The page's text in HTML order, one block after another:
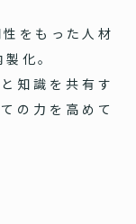
をもった人材
化。
知識を共有す
の力を高めて